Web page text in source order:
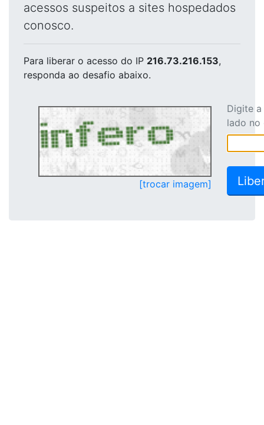
acessos suspeitos a sites hospedados
conosco.
Para liberar o acesso do IP 216.73.216.153,
responda ao desafio abaixo.
[trocar imagem]
Digite
lado no